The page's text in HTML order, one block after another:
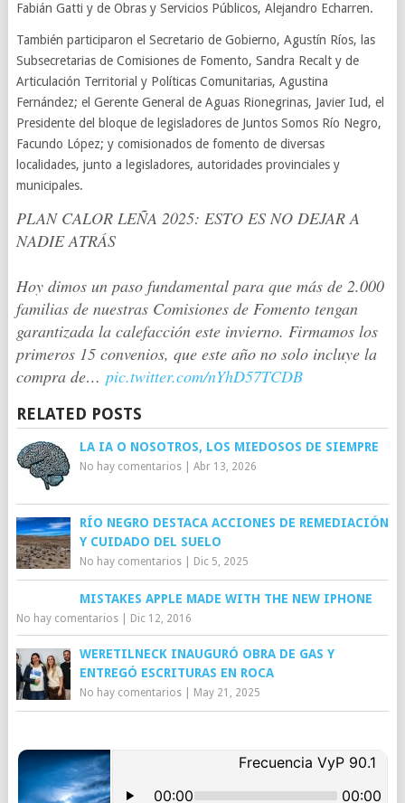
Fabián Gatti y de Obras y Servicios Públicos, Alejandro Echarren.
También participaron el Secretario de Gobierno, Agustín Ríos, las
Subsecretarias de Comisiones de Fomento, Sandra Recalt y de
Articulación Territorial y Políticas Comunitarias, Agustina
Fernández; el Gerente General de Aguas Rionegrinas, Javier Iud, el
Presidente del bloque de legisladores de Juntos Somos Río Negro,
Facundo López; y comisionados de fomento de diversas
localidades, junto a legisladores, autoridades provinciales y
municipales.
PLAN CALOR LEÑA 2025: ESTO ES NO DEJAR A
NADIE ATRÁS
Hoy dimos un paso fundamental para que más de 2.000
familias de nuestras Comisiones de Fomento tengan
garantizada la calefacción este invierno. Firmamos los
primeros 15 convenios, que este año no solo incluye la
compra de… pic.twitter.com/nYhD57TCDB
RELATED POSTS
LA IA O NOSOTROS, LOS MIEDOSOS DE SIEMPRE
No hay comentarios| Abr 13, 2026
RÍO NEGRO DESTACA ACCIONES DE REMEDIACIÓN
Y CUIDADO DEL SUELO
No hay comentarios| Dic 5, 2025
MISTAKES APPLE MADE WITH THE NEW IPHONE
No hay comentarios| Dic 12, 2016
WERETILNECK INAUGURÓ OBRA DE GAS Y
ENTREGÓ ESCRITURAS EN ROCA
No hay comentarios| May 21, 2025